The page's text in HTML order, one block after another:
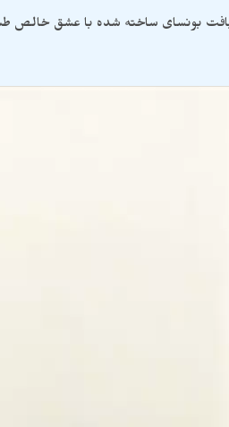
و بافت بونسای ساخته شده با عشق